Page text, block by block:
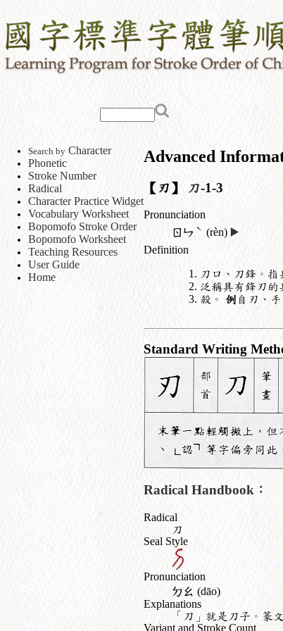
Search by Character
Phonetic
Stroke Number
Radical
Character Practice Widget
Vocabulary Worksheet
Bopomofo Stroke Order
Bopomofo Worksheet
Teaching Resources
User Guide
Home
Advanced
【刃】 刀-1-3
Pronunciation
ㄖㄣ ˋ (rèn) ▶️
Definition
刀口、刀鋒。指
泛稱具有鋒刃的
殺。 例 自刃、
Standard Writing
Radical Handbook：
Radical
刀
Seal Style
Pronunciation
ㄉㄠ (dāo)
Explanations
「刀」就是刀子。篆
Variant and Stroke Count